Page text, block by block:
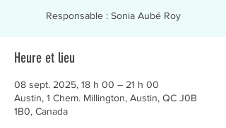
Responsable : Sonia Aubé Roy
Heure et lieu
08 sept. 2025, 18 h 00 – 21 h 00
Austin, 1 Chem. Millington, Austin, QC J0B
1B0, Canada